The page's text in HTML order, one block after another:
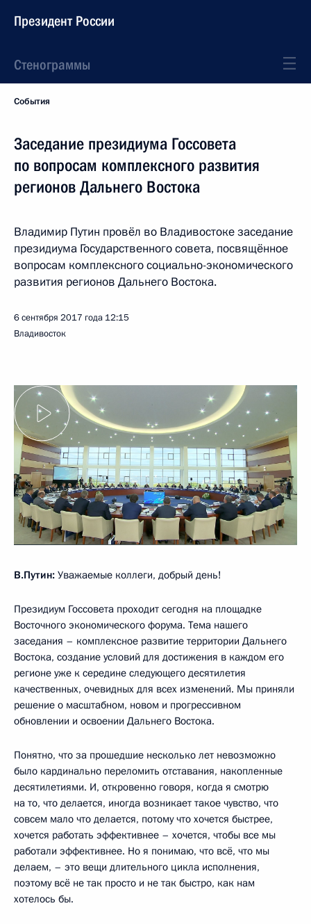
Президент России
Стенограммы
События
Заседание президиума Госсовета
по вопросам комплексного развития
регионов Дальнего Востока
Владимир Путин провёл во Владивостоке заседание
президиума Государственного совета, посвящённое
вопросам комплексного социально-экономического
развития регионов Дальнего Востока.
6 сентября 2017 года 12:15
Владивосток
В.Путин: Уважаемые коллеги, добрый день!
Президиум Госсовета проходит сегодня на площадке
Восточного экономического форума. Тема нашего
заседания – комплексное развитие территории Дальнего
Востока, создание условий для достижения в каждом его
регионе уже к середине следующего десятилетия
качественных, очевидных для всех изменений. Мы приняли
решение о масштабном, новом и прогрессивном
обновлении и освоении Дальнего Востока.
Понятно, что за прошедшие несколько лет невозможно
было кардинально переломить отставания, накопленные
десятилетиями. И, откровенно говоря, когда я смотрю
на то, что делается, иногда возникает такое чувство, что
совсем мало что делается, потому что хочется быстрее,
хочется работать эффективнее – хочется, чтобы все мы
работали эффективнее. Но я понимаю, что всё, что мы
делаем, – это вещи длительного цикла исполнения,
поэтому всё не так просто и не так быстро, как нам
хотелось бы.